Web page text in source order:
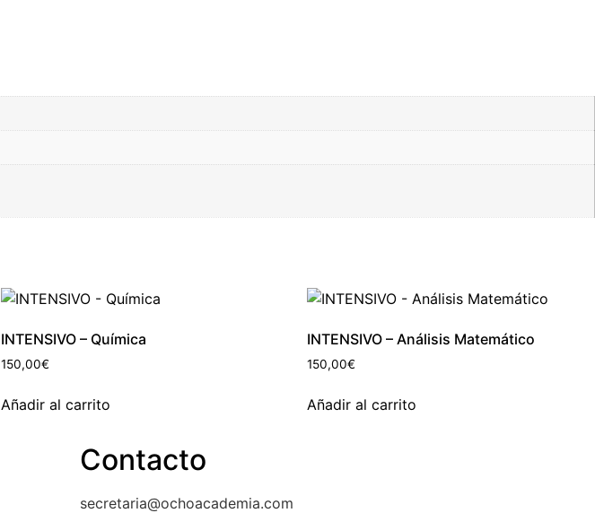
INTENSIVO – Química
150,00€
Añadir al carrito
INTENSIVO – Análisis Matemático
150,00€
Añadir al carrito
Contacto
secretaria@ochoacademia.com